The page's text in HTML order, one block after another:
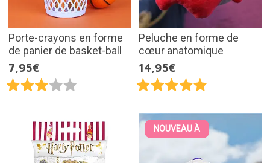
Porte-crayons en forme
de panier de basket-ball
7,95€
Peluche en forme de
cœur anatomique
14,95€
NOUVEAU À